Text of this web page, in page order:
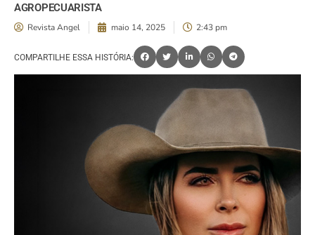
AGROPECUARISTA
Revista Angel maio 14, 2025 2:43 pm
COMPARTILHE ESSA HISTÓRIA: